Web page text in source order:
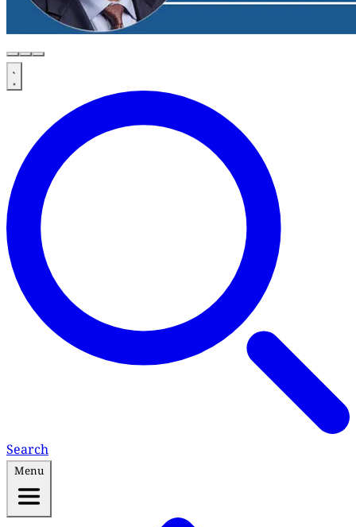
Search
Menu